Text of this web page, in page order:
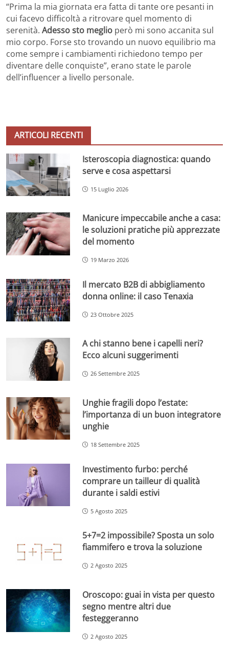
“Prima la mia giornata era fatta di tante ore pesanti in
cui facevo difficoltà a ritrovare quel momento di
serenità. Adesso sto meglio però mi sono accanita sul
mio corpo. Forse sto trovando un nuovo equilibrio ma
come sempre i cambiamenti richiedono tempo per
diventare delle conquiste”, erano state le parole
dell’influencer a livello personale.
ARTICOLI RECENTI
Isteroscopia diagnostica: quando
serve e cosa aspettarsi
15 Luglio 2026
Manicure impeccabile anche a casa:
le soluzioni pratiche più apprezzate
del momento
19 Marzo 2026
Il mercato B2B di abbigliamento
donna online: il caso Tenaxia
23 Ottobre 2025
A chi stanno bene i capelli neri?
Ecco alcuni suggerimenti
26 Settembre 2025
Unghie fragili dopo l’estate:
l’importanza di un buon integratore
unghie
18 Settembre 2025
Investimento furbo: perché
comprare un tailleur di qualità
durante i saldi estivi
5 Agosto 2025
5+7=2 impossibile? Sposta un solo
fiammifero e trova la soluzione
2 Agosto 2025
Oroscopo: guai in vista per questo
segno mentre altri due
festeggeranno
2 Agosto 2025